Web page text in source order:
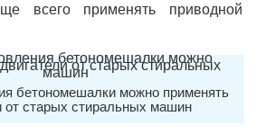
всего применять приводной
бетономешалки можно применять
от старых стиральных машин